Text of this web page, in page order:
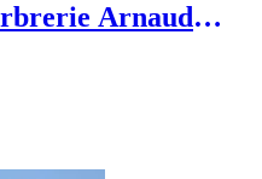
Arnaud